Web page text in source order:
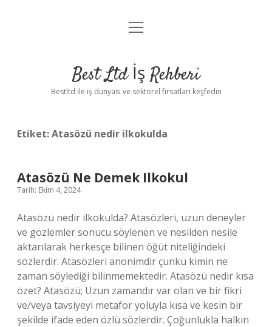
Anasayfa
Yasal Uyarı
menüyü
Best Ltd İş Rehberi
Bestltd ile iş dünyası ve sektörel fırsatları keşfedin
Etiket:Atasözü nedir ilkokulda
Atasözü Ne Demek Ilkokul
Tarih: Ekim 4, 2024
Atasözü nedir ilkokulda? Atasözleri, uzun deneyler
ve gözlemler sonucu söylenen ve nesilden nesile
aktarılarak herkesçe bilinen öğüt niteliğindeki
sözlerdir. Atasözleri anonimdir çünkü kimin ne
zaman söylediği bilinmemektedir. Atasözü nedir kısa
özet? Atasözü; Uzun zamandır var olan ve bir fikri
ve/veya tavsiyeyi metafor yoluyla kısa ve kesin bir
şekilde ifade eden özlü sözlerdir. Çoğunlukla halkın